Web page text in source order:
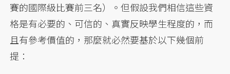
賽的國際級比賽前三名）。但假設我們相信這些資
格是有必要的、可信的、真實反映學生程度的，而
且有參考價值的，那麼就必然要基於以下幾個前
提：